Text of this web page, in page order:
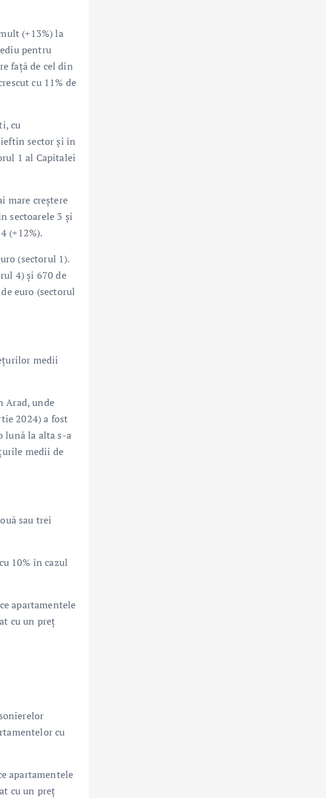
(+13%) la
pentru
față de cel din
cu 11% de
cu
sector și în
1 al Capitalei
mare creștere
sectoarele 3 și
(+12%).
(sectorul 1).
4) și 670 de
euro (sectorul
medii
Arad, unde
2024) a fost
lună la alta s-a
medii de
sau trei
10% în cazul
apartamentele
cu un preț
cu
apartamentele
cu un preț